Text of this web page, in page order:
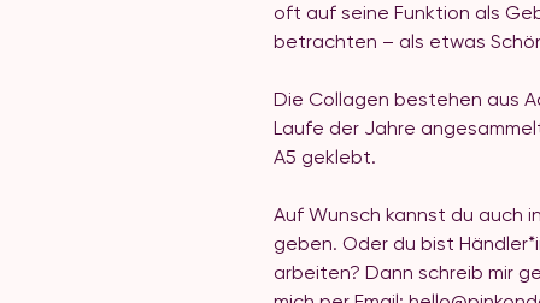
oft auf seine Funktion als
betrachten – als etwas
Die Collagen bestehen aus
Laufe der Jahre
A5 geklebt.
Auf Wunsch kannst du auch
geben. Oder du bist
arbeiten? Dann schreib mir